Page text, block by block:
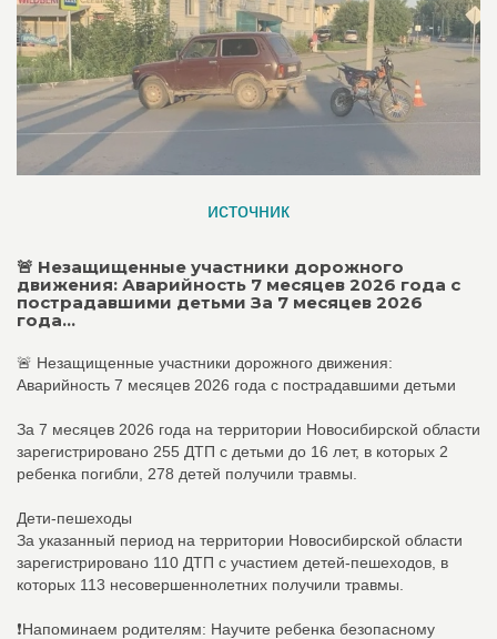
источник
🚨 Незащищенные участники дорожного
движения: Аварийность 7 месяцев 2026 года с
пострадавшими детьми За 7 месяцев 2026
года...
🚨 Незащищенные участники дорожного движения:
Аварийность 7 месяцев 2026 года с пострадавшими детьми
За 7 месяцев 2026 года на территории Новосибирской области
зарегистрировано 255 ДТП с детьми до 16 лет, в которых 2
ребенка погибли, 278 детей получили травмы.
Дети-пешеходы
За указанный период на территории Новосибирской области
зарегистрировано 110 ДТП с участием детей-пешеходов, в
которых 113 несовершеннолетних получили травмы.
️❗️Напоминаем родителям: Научите ребенка безопасному